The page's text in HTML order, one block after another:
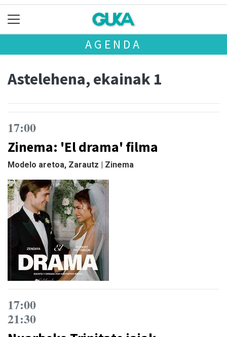
AGENDA
Astelehena, ekainak 1
17:00
Zinema: 'El drama' filma
Modelo aretoa, Zarautz | Zinema
17:00
21:30